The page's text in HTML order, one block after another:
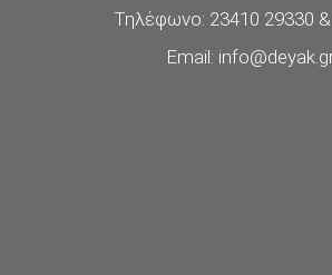
Τηλέφωνο: 23410 29330
Email: